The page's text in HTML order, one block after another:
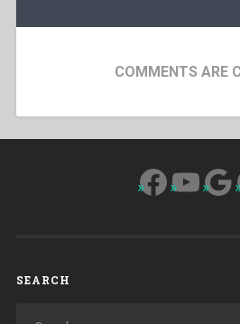
COMMENTS ARE
SEARCH